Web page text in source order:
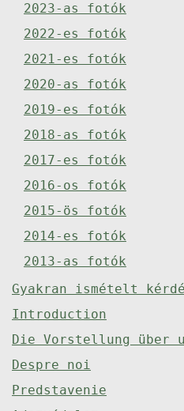
2023-as fotók
2022-es fotók
2021-es fotók
2020-as fotók
2019-es fotók
2018-as fotók
2017-es fotók
2016-os fotók
2015-ös fotók
2014-es fotók
2013-as fotók
Gyakran ismételt
Introduction
Die Vorstellung über
Despre noi
Predstavenie